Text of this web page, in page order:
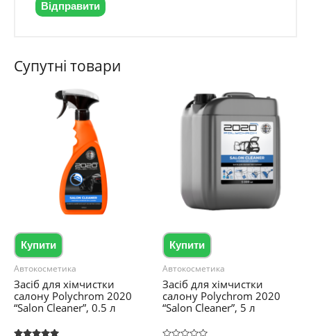
Супутні товари
Купити
Автокосметика
Засіб для хімчистки
салону Polychrom 2020
“Salon Cleaner”, 0.5 л
Купити
Автокосметика
Засіб для хімчистки
салону Polychrom 2020
“Salon Cleaner”, 5 л